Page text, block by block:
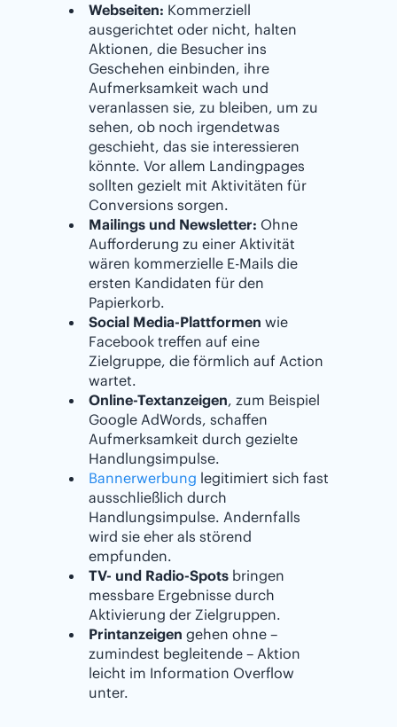
Webseiten: Kommerziell
ausgerichtet oder nicht, halten
Aktionen, die Besucher ins
Geschehen einbinden, ihre
Aufmerksamkeit wach und
veranlassen sie, zu bleiben, um zu
sehen, ob noch irgendetwas
geschieht, das sie interessieren
könnte. Vor allem Landingpages
sollten gezielt mit Aktivitäten für
Conversions sorgen.
Mailings und Newsletter: Ohne
Aufforderung zu einer Aktivität
wären kommerzielle E-Mails die
ersten Kandidaten für den
Papierkorb.
Social Media-Plattformen wie
Facebook treffen auf eine
Zielgruppe, die förmlich auf Action
wartet.
Online-Textanzeigen, zum Beispiel
Google AdWords, schaffen
Aufmerksamkeit durch gezielte
Handlungsimpulse.
Bannerwerbung legitimiert sich fast
ausschließlich durch
Handlungsimpulse. Andernfalls
wird sie eher als störend
empfunden.
TV- und Radio-Spots bringen
messbare Ergebnisse durch
Aktivierung der Zielgruppen.
Printanzeigen gehen ohne –
zumindest begleitende – Aktion
leicht im Information Overflow
unter.